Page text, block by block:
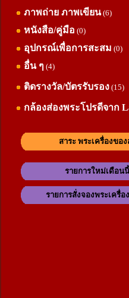
ภาพถ่าย ภาพเขียน(6)
หนังสือ/คู่มือ (0)
อุปกรณ์เพื่อการสะสม (0)
อื่น ๆ (4)
ติดรางวัล/บัตรรับรอง (15)
กล้องส่องพระโปรดีจาก
สาระ พระเครื่องขอ
รายการใหม่เดือน
รายการสั่งจองพระเครื่อ